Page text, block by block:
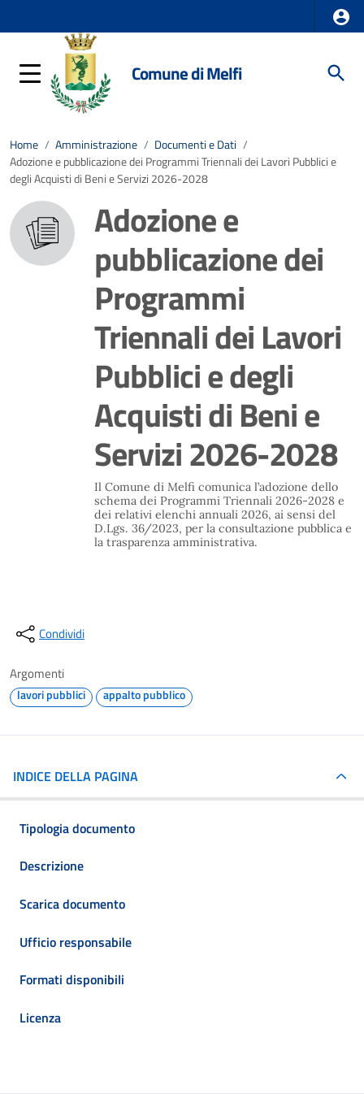
Comune di Melfi
Home / Amministrazione / Documenti e Dati /
Adozione e pubblicazione dei Programmi Triennali dei Lavori Pubblici e
degli Acquisti di Beni e Servizi 2026-2028
Adozione e
pubblicazione dei
Programmi
Triennali dei Lavori
Pubblici e degli
Acquisti di Beni e
Servizi 2026-2028
Il Comune di Melfi comunica l’adozione dello
schema dei Programmi Triennali 2026-2028 e
dei relativi elenchi annuali 2026, ai sensi del
D.Lgs. 36/2023, per la consultazione pubblica e
la trasparenza amministrativa.
Condividi
Argomenti
lavori pubblici appalto pubblico
INDICE DELLA PAGINA
Tipologia documento
Descrizione
Scarica documento
Ufficio responsabile
Formati disponibili
Licenza